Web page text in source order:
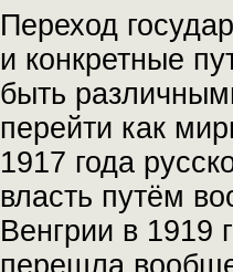
Переход
и конкретные
быть
перейти как
1917 года
власть путём
Венгрии в 1919
перешла